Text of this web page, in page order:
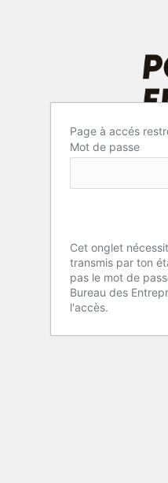
Page à accés
Mot de passe
Cet onglet
transmis par ton
pas le mot de
Bureau des
l'accès.